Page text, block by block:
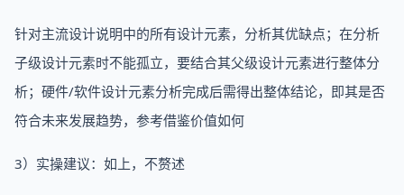
针对主流设计说明中的所有设计元素，分析其优缺点；在分析
子级设计元素时不能孤立，要结合其父级设计元素进行整体分
析；硬件/软件设计元素分析完成后需得出整体结论，即其是否
符合未来发展趋势，参考借鉴价值如何
3）实操建议：如上，不赘述